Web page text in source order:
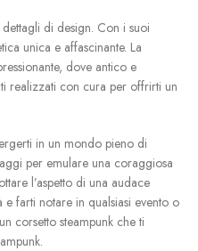
di design. Con i suoi
unica e affascinante. La
dove antico e
realizzati con cura per offrirti un
in un mondo pieno di
per emulare una coraggiosa
l’aspetto di una audace
farti notare in qualsiasi evento o
corsetto steampunk che ti